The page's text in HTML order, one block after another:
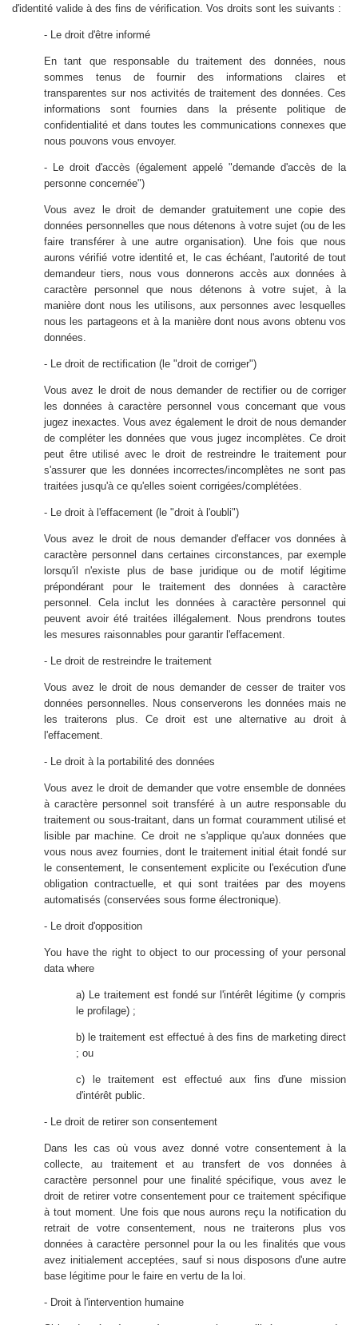
d'identité valide à des fins de vérification. Vos droits sont les suivants :
- Le droit d'être informé
En tant que responsable du traitement des données, nous
sommes tenus de fournir des informations claires et
transparentes sur nos activités de traitement des données. Ces
informations sont fournies dans la présente politique de
confidentialité et dans toutes les communications connexes que
nous pouvons vous envoyer.
- Le droit d'accès (également appelé "demande d'accès de la
personne concernée")
Vous avez le droit de demander gratuitement une copie des
données personnelles que nous détenons à votre sujet (ou de les
faire transférer à une autre organisation). Une fois que nous
aurons vérifié votre identité et, le cas échéant, l'autorité de tout
demandeur tiers, nous vous donnerons accès aux données à
caractère personnel que nous détenons à votre sujet, à la
manière dont nous les utilisons, aux personnes avec lesquelles
nous les partageons et à la manière dont nous avons obtenu vos
données.
- Le droit de rectification (le "droit de corriger")
Vous avez le droit de nous demander de rectifier ou de corriger
les données à caractère personnel vous concernant que vous
jugez inexactes. Vous avez également le droit de nous demander
de compléter les données que vous jugez incomplètes. Ce droit
peut être utilisé avec le droit de restreindre le traitement pour
s'assurer que les données incorrectes/incomplètes ne sont pas
traitées jusqu'à ce qu'elles soient corrigées/complétées.
- Le droit à l'effacement (le "droit à l'oubli")
Vous avez le droit de nous demander d'effacer vos données à
caractère personnel dans certaines circonstances, par exemple
lorsqu'il n'existe plus de base juridique ou de motif légitime
prépondérant pour le traitement des données à caractère
personnel. Cela inclut les données à caractère personnel qui
peuvent avoir été traitées illégalement. Nous prendrons toutes
les mesures raisonnables pour garantir l'effacement.
- Le droit de restreindre le traitement
Vous avez le droit de nous demander de cesser de traiter vos
données personnelles. Nous conserverons les données mais ne
les traiterons plus. Ce droit est une alternative au droit à
l'effacement.
- Le droit à la portabilité des données
Vous avez le droit de demander que votre ensemble de données
à caractère personnel soit transféré à un autre responsable du
traitement ou sous-traitant, dans un format couramment utilisé et
lisible par machine. Ce droit ne s'applique qu'aux données que
vous nous avez fournies, dont le traitement initial était fondé sur
le consentement, le consentement explicite ou l'exécution d'une
obligation contractuelle, et qui sont traitées par des moyens
automatisés (conservées sous forme électronique).
- Le droit d'opposition
You have the right to object to our processing of your personal
data where
a) Le traitement est fondé sur l'intérêt légitime (y compris
le profilage) ;
b) le traitement est effectué à des fins de marketing direct
; ou
c) le traitement est effectué aux fins d'une mission
d'intérêt public.
- Le droit de retirer son consentement
Dans les cas où vous avez donné votre consentement à la
collecte, au traitement et au transfert de vos données à
caractère personnel pour une finalité spécifique, vous avez le
droit de retirer votre consentement pour ce traitement spécifique
à tout moment. Une fois que nous aurons reçu la notification du
retrait de votre consentement, nous ne traiterons plus vos
données à caractère personnel pour la ou les finalités que vous
avez initialement acceptées, sauf si nous disposons d'une autre
base légitime pour le faire en vertu de la loi.
- Droit à l'intervention humaine